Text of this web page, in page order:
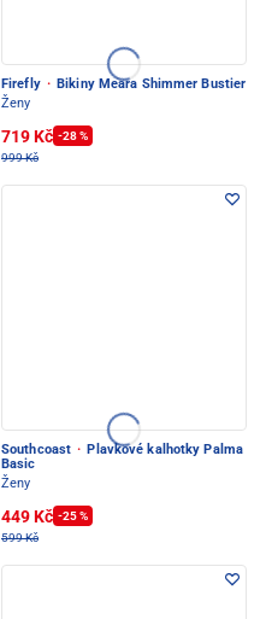
Firefly · Bikiny Meara Shimmer Bustier
Ženy
719 Kč -28 %
999 Kč
Southcoast · Plavkové kalhotky Palma
Basic
Ženy
449 Kč -25 %
599 Kč